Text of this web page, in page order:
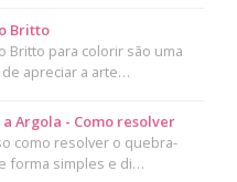
Britto
Britto para colorir são uma
apreciar a arte…
Argola - Como resolver
como resolver o quebra-
forma simples e di…